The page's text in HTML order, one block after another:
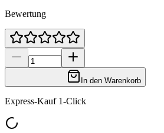
Bewertung
In den Warenkorb
Express-Kauf 1-Click